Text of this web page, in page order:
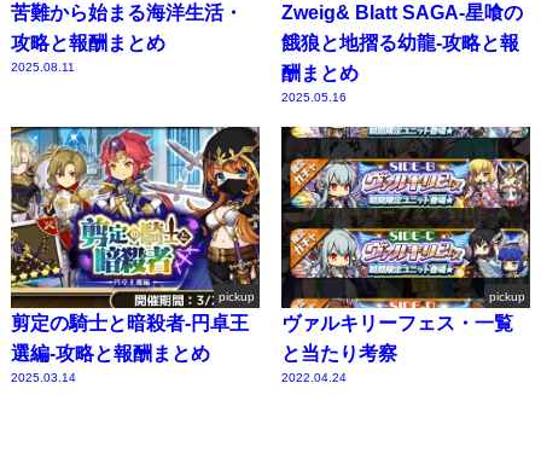
苦難から始まる海洋生活・
攻略と報酬まとめ
2025.08.11
Zweig& Blatt SAGA-星喰の
餓狼と地摺る幼龍-攻略と報
酬まとめ
2025.05.16
pickup
剪定の騎士と暗殺者-円卓王
選編-攻略と報酬まとめ
2025.03.14
pickup
ヴァルキリーフェス・一覧
と当たり考察
2022.04.24